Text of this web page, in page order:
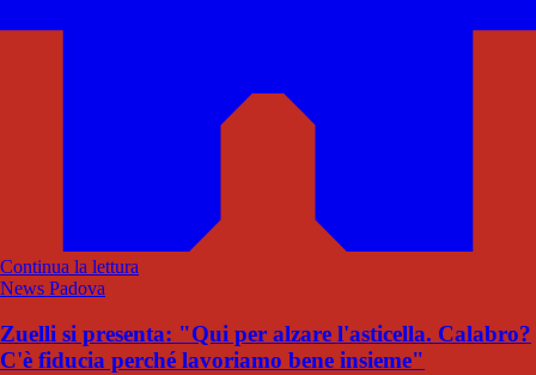
Continua la lettura
News Padova
Zuelli si presenta: "Qui per alzare l'asticella. Calabro?
C'è fiducia perché lavoriamo bene insieme"